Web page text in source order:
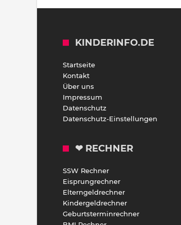
KINDERINFO.DE
Startseite
Kontakt
Über uns
Impressum
Datenschutz
Datenschutz-Einstellungen
❤ RECHNER
SSW Rechner
Eisprungrechner
Elterngeldrechner
Kindergeldrechner
Geburtsterminrechner